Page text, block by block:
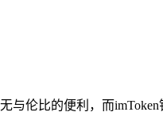
伦比的便利，而imToken